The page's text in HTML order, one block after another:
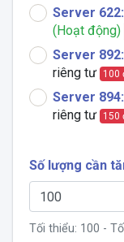
Server 622:
(Hoạt động)
Server 892:
riêng tư
100
Server 894:
riêng tư
150
Số lượng cần
Tối thiểu: 100 -